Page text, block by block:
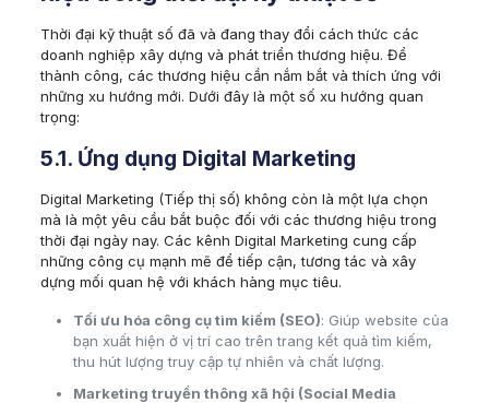
Thời đại kỹ thuật số đã và đang thay đổi cách thức các
doanh nghiệp xây dựng và phát triển thương hiệu. Để
thành công, các thương hiệu cần nắm bắt và thích ứng với
những xu hướng mới. Dưới đây là một số xu hướng quan
trọng:
5.1. Ứng dụng Digital Marketing
Digital Marketing (Tiếp thị số) không còn là một lựa chọn
mà là một yêu cầu bắt buộc đối với các thương hiệu trong
thời đại ngày nay. Các kênh Digital Marketing cung cấp
những công cụ mạnh mẽ để tiếp cận, tương tác và xây
dựng mối quan hệ với khách hàng mục tiêu.
Tối ưu hóa công cụ tìm kiếm (SEO): Giúp website của
bạn xuất hiện ở vị trí cao trên trang kết quả tìm kiếm,
thu hút lượng truy cập tự nhiên và chất lượng.
Marketing truyền thông xã hội (Social Media